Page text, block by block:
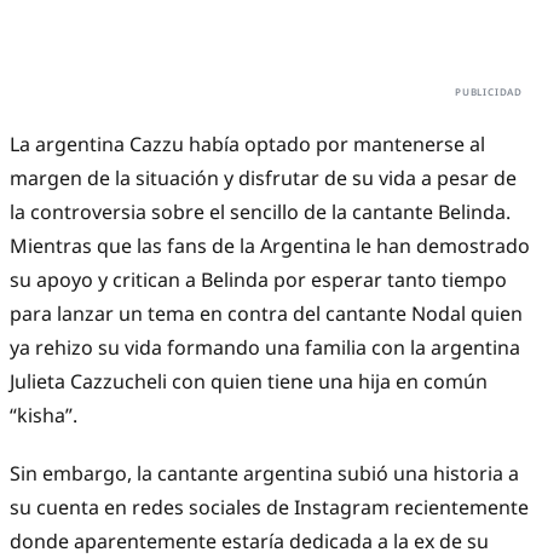
La argentina Cazzu había optado por mantenerse al
margen de la situación y disfrutar de su vida a pesar de
la controversia sobre el sencillo de la cantante Belinda.
Mientras que las fans de la Argentina le han demostrado
su apoyo y critican a Belinda por esperar tanto tiempo
para lanzar un tema en contra del cantante Nodal quien
ya rehizo su vida formando una familia con la argentina
Julieta Cazzucheli con quien tiene una hija en común
“kisha”.
Sin embargo, la cantante argentina subió una historia a
su cuenta en redes sociales de Instagram recientemente
donde aparentemente estaría dedicada a la ex de su